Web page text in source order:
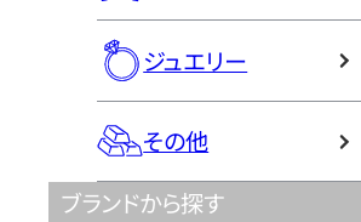
ジュエリー
その他
ブランドから探す